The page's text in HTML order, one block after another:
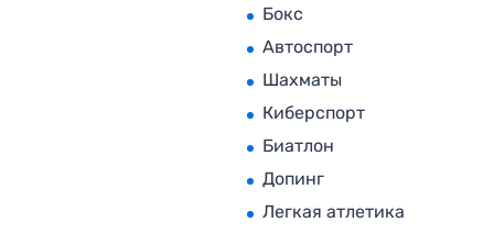
Бокс
Автоспорт
Шахматы
Киберспорт
Биатлон
Допинг
Легкая атлетика